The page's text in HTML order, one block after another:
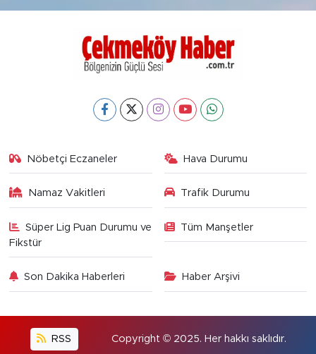
Nöbetçi Eczaneler Hava Durumu
Namaz Vakitleri Trafik Durumu
Süper Lig Puan Durumu ve
Fikstür
Tüm Manşetler
Son Dakika Haberleri Haber Arşivi
RSS Copyright © 2025. Her hakkı saklıdır.